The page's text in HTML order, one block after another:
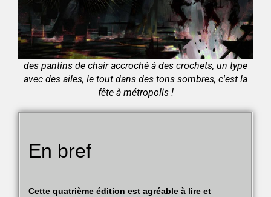
des pantins de chair accroché à des crochets, un type
avec des ailes, le tout dans des tons sombres, c'est la
fête à métropolis !
En bref
Cette quatrième édition est agréable à lire et